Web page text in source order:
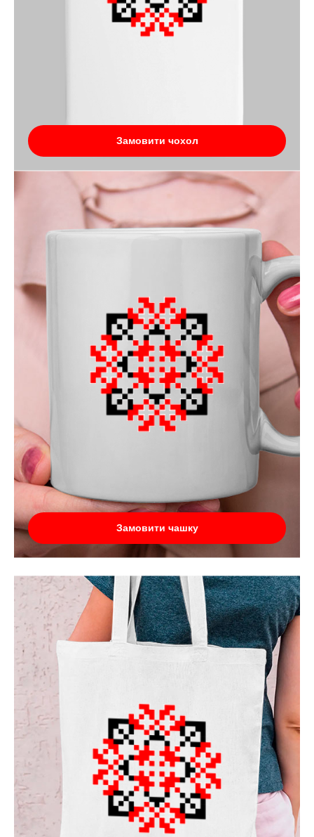
Замовити чохол
Замовити чашку